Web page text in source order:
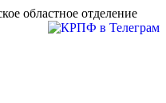
областное отделение